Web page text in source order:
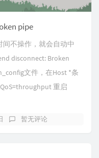
pipe
不操作，就会自动中
disconnect: Broken
文件，在Host *条
重启
暂无评论